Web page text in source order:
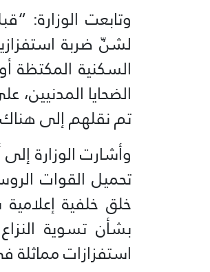
وتابعت الوزارة:
لشنّ ضربة
السكنية
الضحايا
تم نقلهم إلى
وأشارت الوزارة
تحميل القوات
خلق خلفية
بشأن تسوية
استفزازات